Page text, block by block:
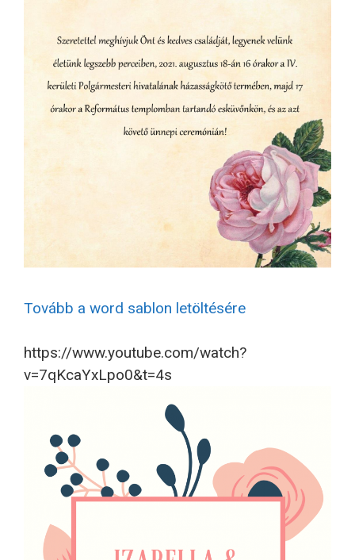
Tovább a word sablon letöltésére
https://www.youtube.com/watch?
v=7qKcaYxLpo0&t=4s